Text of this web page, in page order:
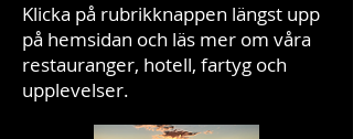
Klicka på rubrikknappen längst upp
på hemsidan och läs mer om våra
restauranger, hotell, fartyg och
upplevelser.